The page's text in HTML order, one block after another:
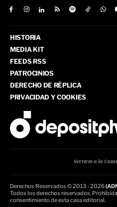
HISTORIA
MEDIA KIT
FEEDS RSS
PATROCINIOS
DERECHO DE RÉPLICA
PRIVACIDAD Y COOKIES
Servicio a la
Derechos Reservados © 2013 - 2026
Todos los derechos reservados.
consentimiento de esta casa editorial.